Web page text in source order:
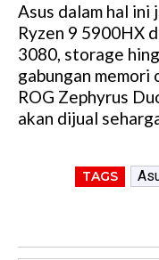
Asus dalam hal ini
Ryzen 9 5900HX
3080, storage
gabungan
ROG Zephyrus
akan dijual
TAGS